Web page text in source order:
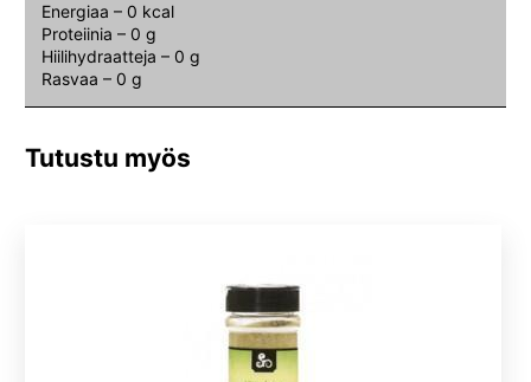
Energiaa – 0 kcal
Proteiinia – 0 g
Hiilihydraatteja – 0 g
Rasvaa – 0 g
Tutustu myös